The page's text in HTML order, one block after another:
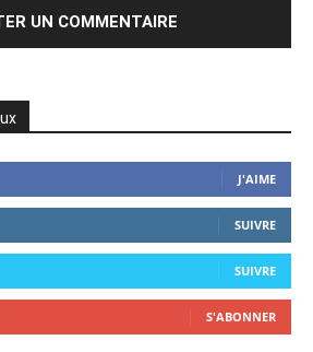
J'AIME
SUIVRE
SUIVRE
S'ABONNER